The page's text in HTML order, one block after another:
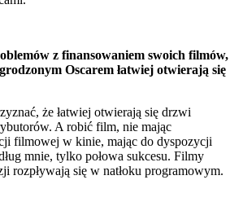
z finansowaniem swoich filmów,
Oscarem łatwiej otwierają się
że łatwiej otwierają się drzwi
A robić film, nie mając
filmowej w kinie, mając do dyspozycji
mnie, tylko połowa sukcesu. Filmy
rozpływają się w natłoku programowym.